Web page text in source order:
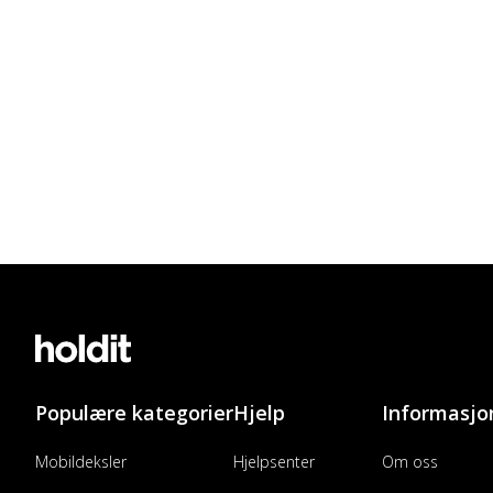
Populære kategorier
Mobildeksler
Hjelp
Hjelpsenter Om oss